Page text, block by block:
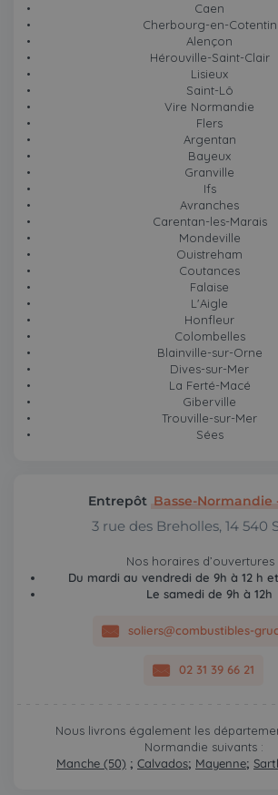
Caen
Cherbourg-en-Cotentin
Alençon
Hérouville-Saint-Clair
Lisieux
Saint-Lô
Vire Normandie
Flers
Argentan
Bayeux
Granville
Ifs
Avranches
Carentan-les-Marais
Mondeville
Ouistreham
Coutances
Falaise
L'Aigle
Honfleur
Colombelles
Blainville-sur-Orne
Dives-sur-Mer
La Ferté-Macé
Giberville
Trouville-sur-Mer
Sées
Entrepôt Basse-Normandie
3 rue des Breholles, 14 540
Nos horaires d’ouvertures
Du mardi au vendredi de 9h à 12 h
Le samedi de 9h à 12h
soliers@combustibles-
02 31 39 66 21
Nous livrons également les
Normandie suivants :
Manche (50) ; Calvados; Mayenne;